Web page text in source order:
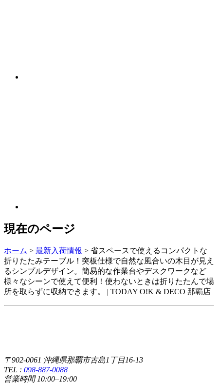
現在のページ
ホーム > 最新入荷情報 > 省スペースで使えるコンパクトな
折りたたみテーブル！突板仕様で自然な風合いの木目が見え
るシンプルデザイン。簡易的な作業台やデスクワークなど
様々なシーンで使えて便利！使わないときは折りたたんで場
所を取らずに収納できます。 | TODAY O!K & DECO 那覇店
〒902-0061 沖縄県那覇市古島1丁目16-13
TEL : 098-887-0088
営業時間 10:00–19:00